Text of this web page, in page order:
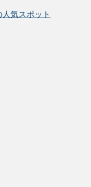
気スポット